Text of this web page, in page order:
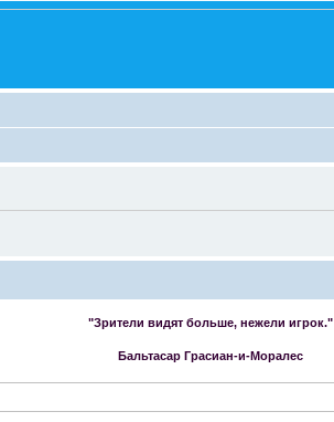
"Зрители видят больше, нежели игрок."
Бальтасар Грасиан-и-Моралес